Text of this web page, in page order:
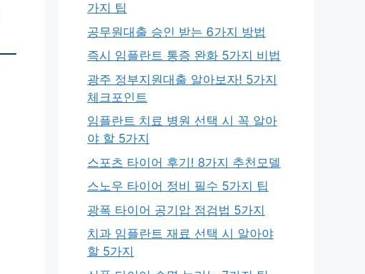
가지 팁
공무원대출 승인 받는 6가지 방법
즉시 임플란트 통증 완화 5가지 비법
광주 정부지원대출 알아보자! 5가지
체크포인트
임플란트 치료 병원 선택 시 꼭 알아
야 할 5가지
스포츠 타이어 후기! 8가지 추천모델
스노우 타이어 정비 필수 5가지 팁
광폭 타이어 공기압 점검법 5가지
치과 임플란트 재료 선택 시 알아야
할 5가지